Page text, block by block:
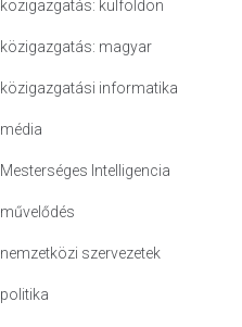
közigazgatás: külföldön
közigazgatás: magyar
közigazgatási informatika
média
Mesterséges Intelligencia
művelődés
nemzetközi szervezetek
politika